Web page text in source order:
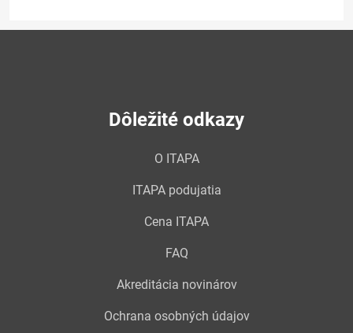
Dôležité odkazy
O ITAPA
ITAPA podujatia
Cena ITAPA
FAQ
Akreditácia novinárov
Ochrana osobných údajov